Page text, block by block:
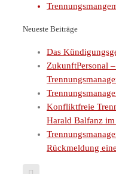
Neueste Beiträge
Das
ZukunftPersonal
Konfliktfreie
Harald Balfanz im
Rückmeldung